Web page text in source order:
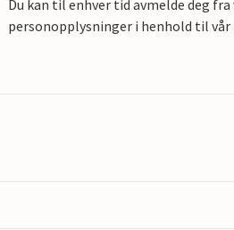
Du kan til enhver tid avmelde deg
personopplysninger i henhold til vår